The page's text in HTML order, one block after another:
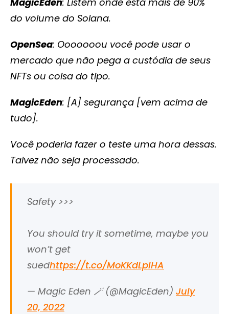
do volume do Solana.
OpenSea: Ooooooou você pode usar o
mercado que não pega a custódia de seus
NFTs ou coisa do tipo.
MagicEden: [A] segurança [vem acima de
tudo].
Você poderia fazer o teste uma hora dessas.
Talvez não seja processado.
Safety >>>
You should try it sometime, maybe you
won’t get
suedhttps://t.co/MoKKdLplHA
— Magic Eden 🪄 (@MagicEden) July
20, 2022